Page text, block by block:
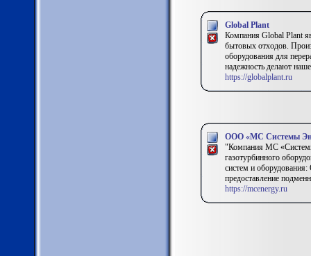
Global Plant
Компания Global Plant
бытовых отходов.
оборудования для
надежность делают
https://globalplant.ru
ООО «МС Системы
"Компания МС «Системы
газотурбинного
систем и
предоставление
https://mcenergy.ru